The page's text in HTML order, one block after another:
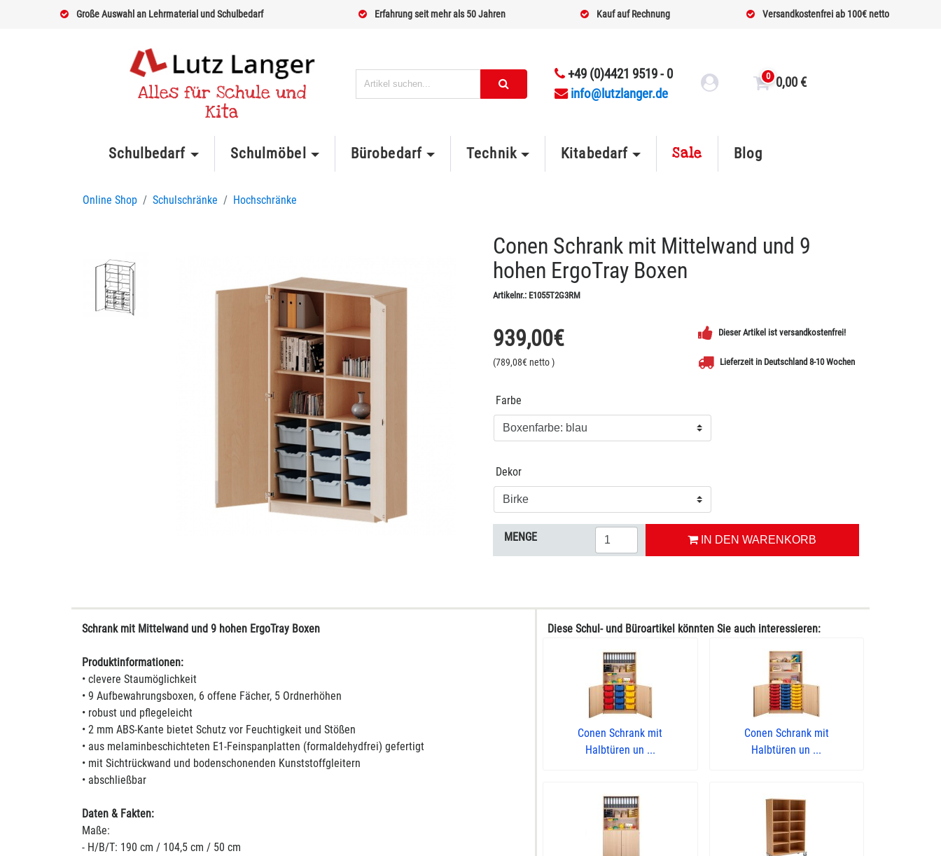
Große Auswahl an Lehrmaterial und Schulbedarf Erfahrung seit mehr als 50 Jahren Kauf auf Rechnung Versandkostenfrei ab 100€ netto
Alles für Schule und
Kita
+49 (0)4421 9519 - 0
info@lutzlanger.de
0 0,00 €
Schulbedarf Schulmöbel Bürobedarf Technik Kitabedarf Sale Blog
Online Shop Schulschränke Hochschränke
Conen Schrank mit Mittelwand und 9
hohen ErgoTray Boxen
Artikelnr.: E1055T2G3RM
939,00€
(789,08€ netto)
Dieser Artikel ist versandkostenfrei!
Lieferzeit in Deutschland 8-10 Wochen
Farbe
Dekor
MENGE IN DEN WARENKORB
Schrank mit Mittelwand und 9 hohen ErgoTray Boxen
Produktinformationen:
• clevere Staumöglichkeit
• 9 Aufbewahrungsboxen, 6 offene Fächer, 5 Ordnerhöhen
• robust und pflegeleicht
• 2 mm ABS-Kante bietet Schutz vor Feuchtigkeit und Stößen
• aus melaminbeschichteten E1-Feinspanplatten (formaldehydfrei) gefertigt
• mit Sichtrückwand und bodenschonenden Kunststoffgleitern
• abschließbar
Daten & Fakten:
Maße:
- H/B/T: 190 cm / 104,5 cm / 50 cm
Diese Schul- und Büroartikel könnten Sie auch interessieren:
Conen Schrank mit
Halbtüren un ...
Conen Schrank mit
Halbtüren un ...